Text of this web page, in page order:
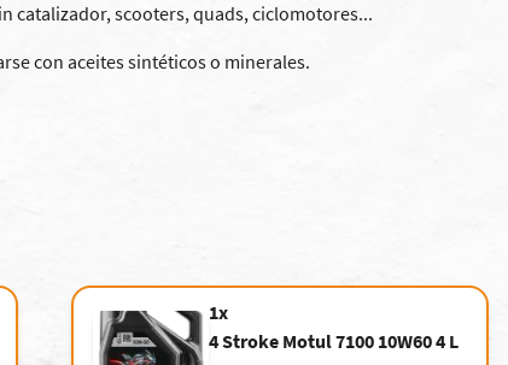
catalizador, scooters, quads, ciclomotores...
con aceites sintéticos o minerales.
1x
4 Stroke Motul 7100 10W60 4 L